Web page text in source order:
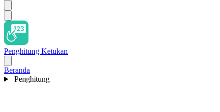
Penghitung Ketukan
Beranda
Penghitung